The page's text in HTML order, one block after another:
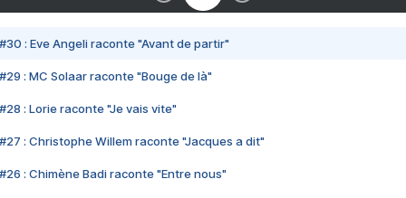
#30 : Eve Angeli raconte "Avant de partir"
#29 : MC Solaar raconte "Bouge de là"
#28 : Lorie raconte "Je vais vite"
#27 : Christophe Willem raconte "Jacques a dit"
#26 : Chimène Badi raconte "Entre nous"